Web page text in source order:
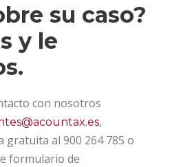
su caso?
y le
con nosotros
,
gratuita al 900 264 785 o
formulario de